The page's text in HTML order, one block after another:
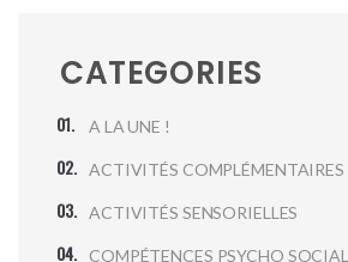
CATEGORIES
A LA UNE !
ACTIVITÉS COMPLÉMENTAIRES
ACTIVITÉS SENSORIELLES
COMPÉTENCES PSYCHO